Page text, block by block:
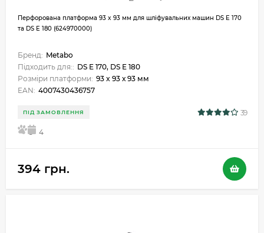
Перфорована платформа 93 x 93 мм для шліфувальних машин DS E 170
та DS E 180 (624970000)
Бренд: Metabo
Підходить для:: DS E 170, DS E 180
Розміри платформи: 93 x 93 х 93 мм
EAN: 4007430436757
ПІД ЗАМОВЛЕННЯ 39
5 4
394 грн.